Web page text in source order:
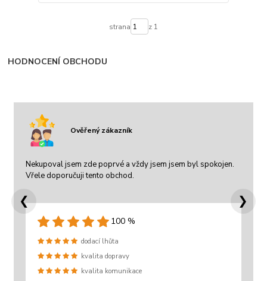
strana z 1
HODNOCENÍ OBCHODU
Ověřený zákazník
Nekupoval jsem zde poprvé a vždy jsem jsem byl spokojen.
Vřele doporučuji tento obchod.
100 %
dodací lhůta
kvalita dopravy
kvalita komunikace
❮ ❯